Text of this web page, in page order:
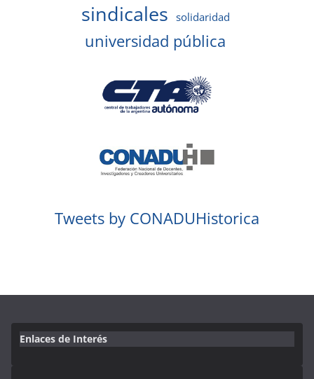
sindicales solidaridad
universidad pública
Tweets by CONADUHistorica
Enlaces de Interés